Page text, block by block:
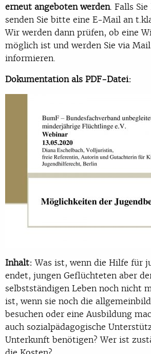
erneut angeboten werden. Falls
senden Sie bitte eine E-Mail an
Wir werden dann prüfen, ob eine
möglich ist und werden Sie via
informieren.
Dokumentation als PDF-Datei:
Inhalt: Was ist, wenn die Hilfe für
endet, jungen Geflüchteten aber
selbstständigen Leben noch nicht
ist, wenn sie noch die
besuchen oder eine Ausbildung
auch sozialpädagogische
Unterkunft benötigen? Wer ist